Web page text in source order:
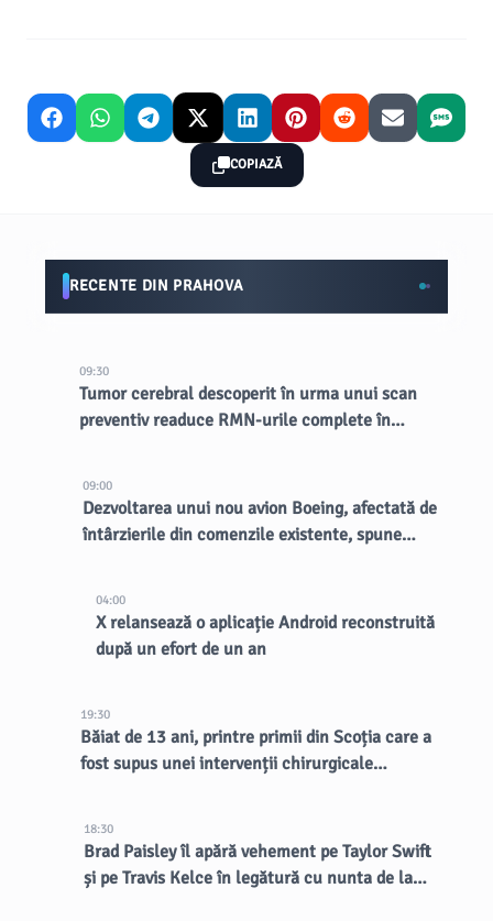
COPIAZĂ
RECENTE DIN PRAHOVA
09:30
Tumor cerebral descoperit în urma unui scan
preventiv readuce RMN-urile complete în
09:00
Dezvoltarea unui nou avion Boeing, afectată de
întârzierile din comenzile existente, spune
04:00
X relansează o aplicație Android reconstruită
după un efort de un an
19:30
Băiat de 13 ani, printre primii din Scoția care a
fost supus unei intervenții chirurgicale
18:30
Brad Paisley îl apără vehement pe Taylor Swift
și pe Travis Kelce în legătură cu nunta de la